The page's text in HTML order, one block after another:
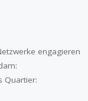
engagieren
Quartier: